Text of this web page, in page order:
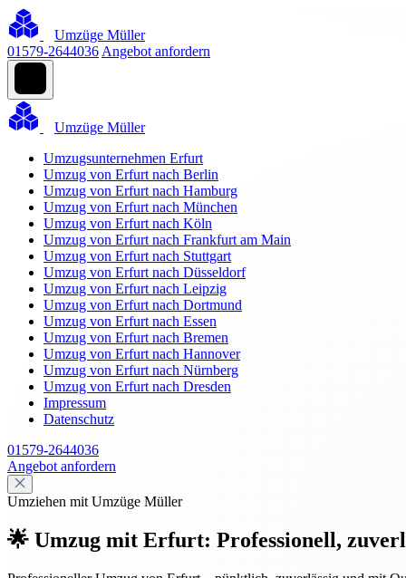
Umzüge Müller
01579-2644036 Angebot anfordern
Umzüge Müller
Umzugsunternehmen Erfurt
Umzug von Erfurt nach Berlin
Umzug von Erfurt nach Hamburg
Umzug von Erfurt nach München
Umzug von Erfurt nach Köln
Umzug von Erfurt nach Frankfurt am Main
Umzug von Erfurt nach Stuttgart
Umzug von Erfurt nach Düsseldorf
Umzug von Erfurt nach Leipzig
Umzug von Erfurt nach Dortmund
Umzug von Erfurt nach Essen
Umzug von Erfurt nach Bremen
Umzug von Erfurt nach Hannover
Umzug von Erfurt nach Nürnberg
Umzug von Erfurt nach Dresden
Impressum
Datenschutz
01579-2644036
Angebot anfordern
Umziehen mit Umzüge Müller
🌟 Umzug mit Erfurt: Professionell,